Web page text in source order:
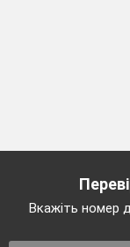
Вкажіть номер